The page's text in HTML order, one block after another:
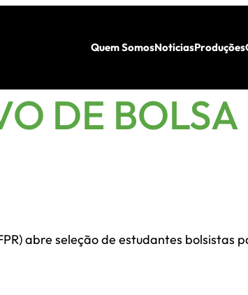
Quem SomosNotíciasProduções
DE
abre seleção de estudantes bolsistas